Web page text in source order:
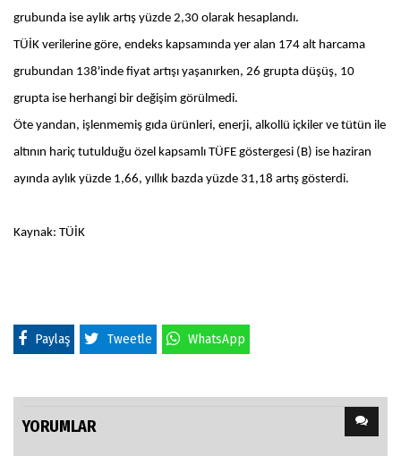
grubunda ise aylık artış yüzde 2,30 olarak hesaplandı.
TÜİK verilerine göre, endeks kapsamında yer alan 174 alt harcama
grubundan 138'inde fiyat artışı yaşanırken, 26 grupta düşüş, 10
grupta ise herhangi bir değişim görülmedi.
Öte yandan, işlenmemiş gıda ürünleri, enerji, alkollü içkiler ve tütün ile
altının hariç tutulduğu özel kapsamlı TÜFE göstergesi (B) ise haziran
ayında aylık yüzde 1,66, yıllık bazda yüzde 31,18 artış gösterdi.
Kaynak: TÜİK
Paylaş Tweetle WhatsApp
YORUMLAR